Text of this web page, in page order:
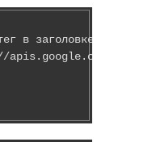
в заголовке
js/